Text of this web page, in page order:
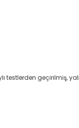
testlerden